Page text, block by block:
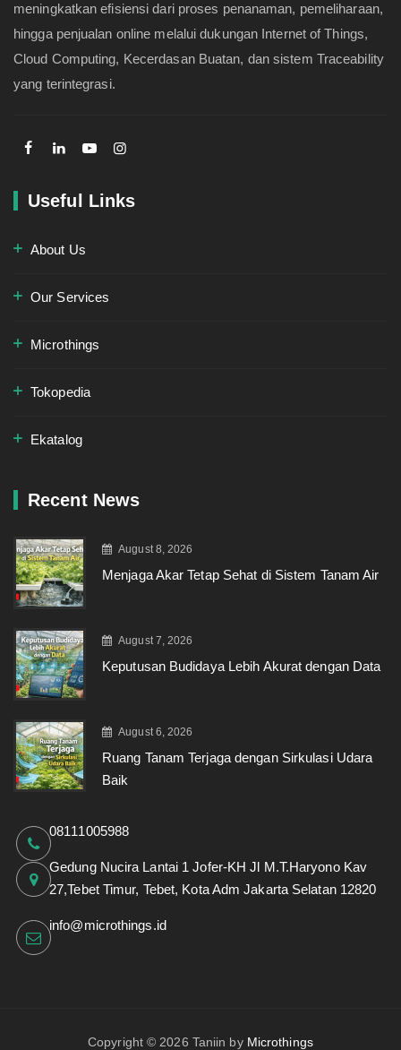
meningkatkan efisiensi dari proses penanaman, pemeliharaan,
hingga penjualan online melalui dukungan Internet of Things,
Cloud Computing, Kecerdasan Buatan, dan sistem Traceability
yang terintegrasi.
Useful Links
About Us
Our Services
Microthings
Tokopedia
Ekatalog
Recent News
August 8, 2026
Menjaga Akar Tetap Sehat di Sistem Tanam Air
August 7, 2026
Keputusan Budidaya Lebih Akurat dengan Data
August 6, 2026
Ruang Tanam Terjaga dengan Sirkulasi Udara
Baik
08111005988
Gedung Nucira Lantai 1 Jofer-KH Jl M.T.Haryono Kav
27,Tebet Timur, Tebet, Kota Adm Jakarta Selatan 12820
info@microthings.id
Copyright © 2026 Taniin by Microthings